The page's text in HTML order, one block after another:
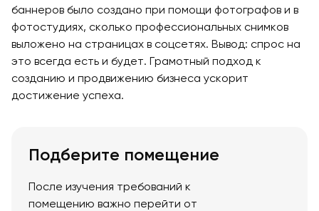
баннеров было создано при помощи фотографов и в
фотостудиях, сколько профессиональных снимков
выложено на страницах в соцсетях. Вывод: спрос на
это всегда есть и будет. Грамотный подход к
созданию и продвижению бизнеса ускорит
достижение успеха.
Подберите помещение
После изучения требований к
помещению важно перейти от